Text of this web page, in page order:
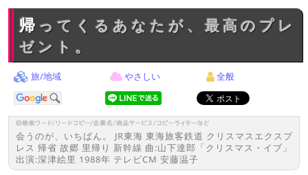
帰ってくるあなたが、最高のプレ
ゼント。
旅/地域 やさしい 全般
会うのが、いちばん。 JR東海 東海旅客鉄道 クリスマスエクスプ
レス 帰省 故郷 里帰り 新幹線 曲:山下達郎「クリスマス・イブ」
出演:深津絵里 1988年 テレビCM 安藤温子